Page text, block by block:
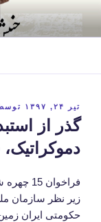
محتوا
نوشته‌شده
در
تیر ۲۴, ۱۳۹۷
گذر از
زیر نظر سازمان
حکومتی ایران زمین